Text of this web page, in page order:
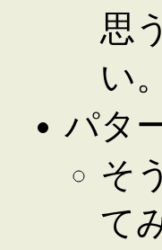
思
い。
パタ
そ
て